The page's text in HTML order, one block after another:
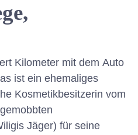
Kilometer mit dem Auto
ist ein ehemaliges
Kosmetikbesitzerin vom
Jäger) für seine